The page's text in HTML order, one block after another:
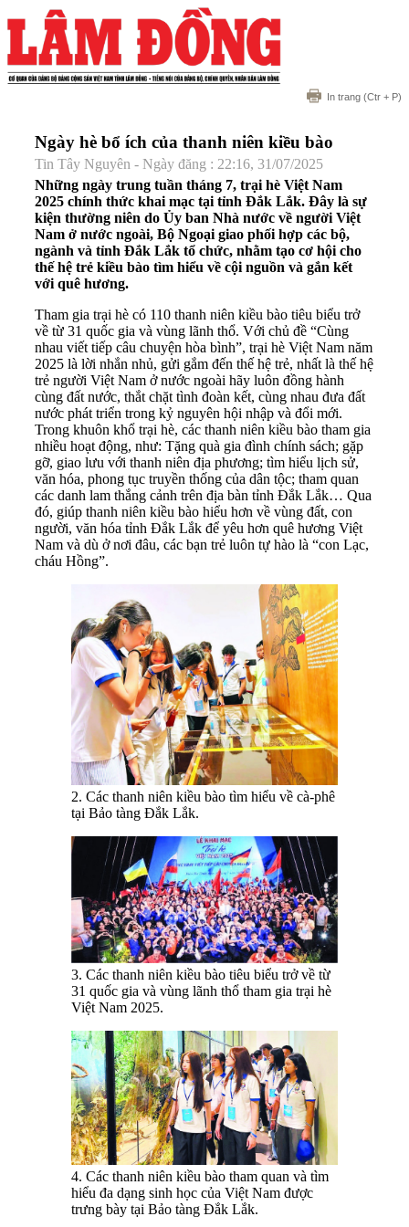
In trang (Ctr + P)
Ngày hè bổ ích của thanh niên kiều bào
Tin Tây Nguyên - Ngày đăng : 22:16, 31/07/2025
Những ngày trung tuần tháng 7, trại hè Việt Nam
2025 chính thức khai mạc tại tỉnh Đắk Lắk. Đây là sự
kiện thường niên do Ủy ban Nhà nước về người Việt
Nam ở nước ngoài, Bộ Ngoại giao phối hợp các bộ,
ngành và tỉnh Đắk Lắk tổ chức, nhằm tạo cơ hội cho
thế hệ trẻ kiều bào tìm hiểu về cội nguồn và gắn kết
với quê hương.
Tham gia trại hè có 110 thanh niên kiều bào tiêu biểu trở
về từ 31 quốc gia và vùng lãnh thổ. Với chủ đề “Cùng
nhau viết tiếp câu chuyện hòa bình”, trại hè Việt Nam năm
2025 là lời nhắn nhủ, gửi gắm đến thế hệ trẻ, nhất là thế hệ
trẻ người Việt Nam ở nước ngoài hãy luôn đồng hành
cùng đất nước, thắt chặt tình đoàn kết, cùng nhau đưa đất
nước phát triển trong kỷ nguyên hội nhập và đổi mới.
Trong khuôn khổ trại hè, các thanh niên kiều bào tham gia
nhiều hoạt động, như: Tặng quà gia đình chính sách; gặp
gỡ, giao lưu với thanh niên địa phương; tìm hiểu lịch sử,
văn hóa, phong tục truyền thống của dân tộc; tham quan
các danh lam thắng cảnh trên địa bàn tỉnh Đắk Lắk… Qua
đó, giúp thanh niên kiều bào hiểu hơn về vùng đất, con
người, văn hóa tỉnh Đắk Lắk để yêu hơn quê hương Việt
Nam và dù ở nơi đâu, các bạn trẻ luôn tự hào là “con Lạc,
cháu Hồng”.
2. Các thanh niên kiều bào tìm hiểu về cà-phê
tại Bảo tàng Đắk Lắk.
3. Các thanh niên kiều bào tiêu biểu trở về từ
31 quốc gia và vùng lãnh thổ tham gia trại hè
Việt Nam 2025.
4. Các thanh niên kiều bào tham quan và tìm
hiểu đa dạng sinh học của Việt Nam được
trưng bày tại Bảo tàng Đắk Lắk.